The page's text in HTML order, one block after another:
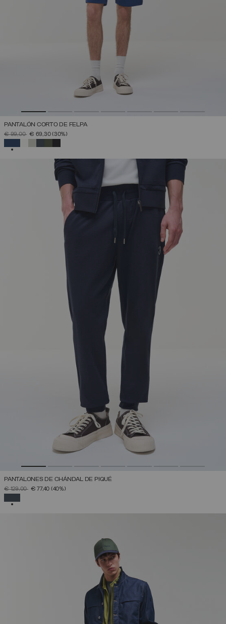
PANTALÓN CORTO DE FELPA
PRECIO REBAJADO DE
€ 99,00A€ 69,30(30%)
PANTALONES DE CHÁNDAL DE PIQUÉ
PRECIO REBAJADO DE
€ 129,00A€ 77,40 (40%)